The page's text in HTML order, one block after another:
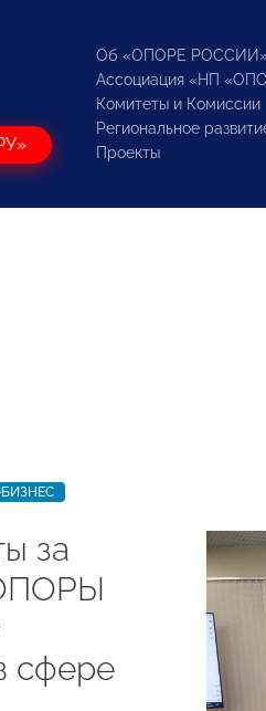
Об «ОПОРЕ
Ассоциация «НП
Комитеты и Комиссии
Региональное
Проекты
за
сфере